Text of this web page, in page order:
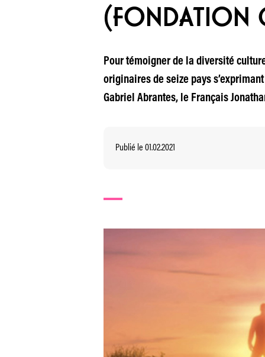
(FONDATION
Pour témoigner de la diversité
originaires de seize pays
Gabriel Abrantes, le Français
Publié le 01.02.2021